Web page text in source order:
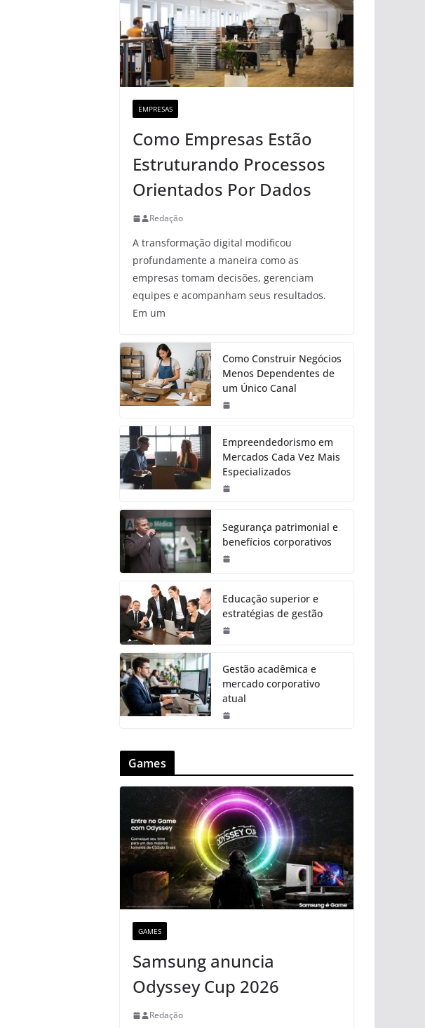
EMPRESAS
Como Empresas Estão
Estruturando Processos
Orientados Por Dados
Redação
A transformação digital modificou
profundamente a maneira como as
empresas tomam decisões, gerenciam
equipes e acompanham seus resultados.
Em um
Como Construir Negócios
Menos Dependentes de
um Único Canal
Empreendedorismo em
Mercados Cada Vez Mais
Especializados
Segurança patrimonial e
benefícios corporativos
Educação superior e
estratégias de gestão
Gestão acadêmica e
mercado corporativo
atual
Games
GAMES
Samsung anuncia
Odyssey Cup 2026
Redação